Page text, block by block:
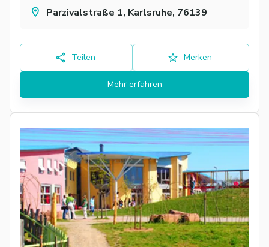
Parzivalstraße 1, Karlsruhe, 76139
Teilen Merken
Mehr erfahren